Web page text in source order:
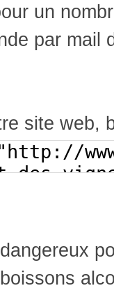
un
par mail
site web,